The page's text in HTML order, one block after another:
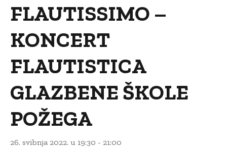
FLAUTISSIMO –
KONCERT
FLAUTISTICA
GLAZBENE ŠKOLE
POŽEGA
26. svibnja 2022. u 19:30 - 21:00